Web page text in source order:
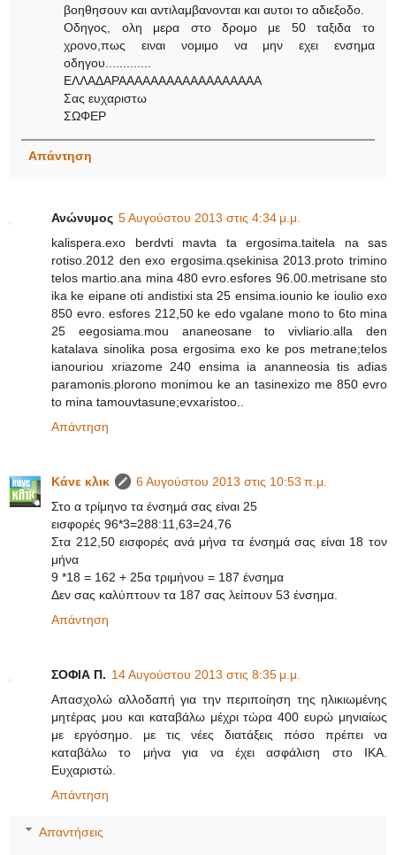
βοηθησουν και αντιλαμβανονται και αυτοι το αδιεξοδο.
Οδηγος, ολη μερα στο δρομο με 50 ταξιδα το
χρονο,πως ειναι νομιμο να μην εχει ενσημα
οδηγου.............
ΕΛΛΑΔΑΡΑΑΑΑΑΑΑΑΑΑΑΑΑΑΑΑΑΑ
Σας ευχαριστω
ΣΩΦΕΡ
Απάντηση
Ανώνυμος 5 Αυγούστου 2013 στις 4:34 μ.μ.
kalispera.exo berdvti mavta ta ergosima.taitela na sas
rotiso.2012 den exo ergosima.qsekinisa 2013.proto trimino
telos martio.ana mina 480 evro.esfores 96.00.metrisane sto
ika ke eipane oti andistixi sta 25 ensima.iounio ke ioulio exo
850 evro. esfores 212,50 ke edo vgalane mono to 6to mina
25 eegosiama.mou ananeosane to vivliario.alla den
katalava sinolika posa ergosima exo ke pos metrane;telos
ianouriou xriazome 240 ensima ia ananneosia tis adias
paramonis.plorono monimou ke an tasinexizo me 850 evro
to mina tamouvtasune;evxaristoo..
Απάντηση
Κάνε κλικ
6 Αυγούστου 2013 στις 10:53 π.μ.
Στο α τρίμηνο τα ένσημά σας είναι 25
εισφορές 96*3=288:11,63=24,76
Στα 212,50 εισφορές ανά μήνα τα ένσημά σας είναι 18 τον
μήνα
9 *18 = 162 + 25α τριμήνου = 187 ένσημα
Δεν σας καλύπτουν τα 187 σας λείπουν 53 ένσημα.
Απάντηση
ΣΟΦΙΑ Π. 14 Αυγούστου 2013 στις 8:35 μ.μ.
Απασχολώ αλλοδαπή για την περιποίηση της ηλικιωμένης
μητέρας μου και καταβάλω μέχρι τώρα 400 ευρώ μηνιαίως
με εργόσημο. με τις νέες διατάξεις πόσο πρέπει να
καταβάλω το μήνα για να έχει ασφάλιση στο ΙΚΑ.
Ευχαριστώ.
Απάντηση
Απαντήσεις